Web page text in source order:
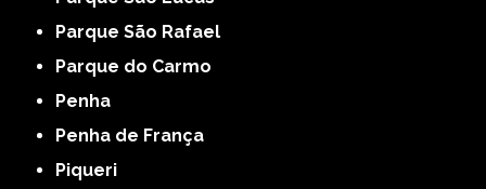
Parque São Rafael
Parque do Carmo
Penha
Penha de França
Piqueri